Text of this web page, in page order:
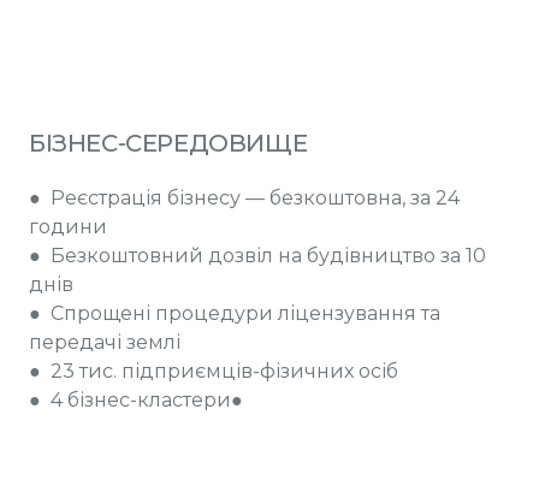
БІЗНЕС-СЕРЕДОВИЩЕ
● Реєстрація бізнесу — безкоштовна, за 24
години
● Безкоштовний дозвіл на будівництво за 10
днів
● Спрощені процедури ліцензування та
передачі землі
● 23 тис. підприємців-фізичних осіб
● 4 бізнес-кластери●